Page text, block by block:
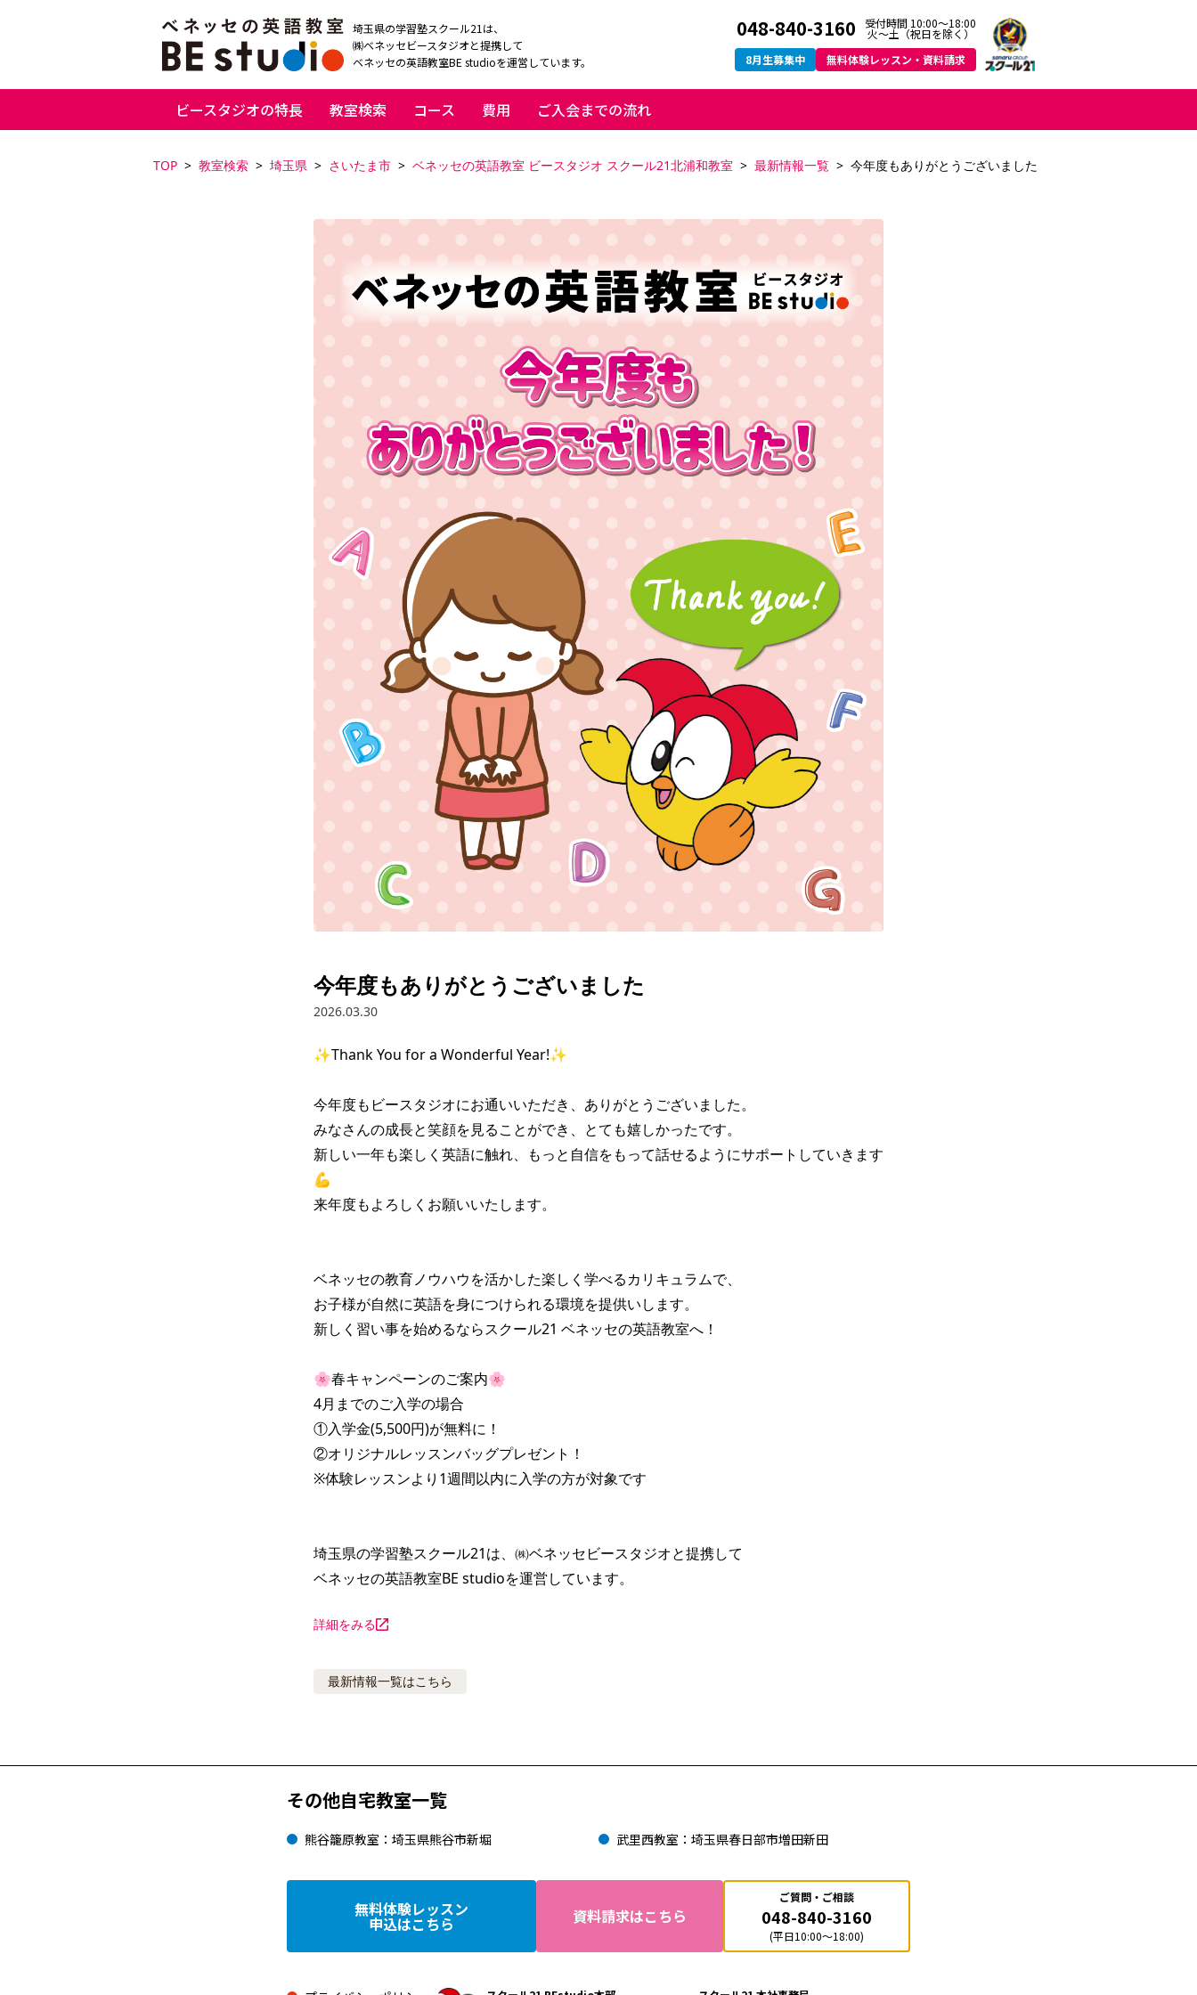
埼玉県の学習塾スクール21は、
㈱ベネッセビースタジオと提携して
ベネッセの英語教室BE studioを運営しています。
048-840-3160 受付時間 10:00～18:00
火〜土（祝日を除く）
8月生募集中 無料体験レッスン・資料請求
ビースタジオの特長 教室検索 コース 費用 ご入会までの流れ
TOP 教室検索 埼玉県 さいたま市 ベネッセの英語教室 ビースタジオ スクール21北浦和教室 最新情報一覧 今年度もありがとうございました
今年度もありがとうございました
2026.03.30
✨Thank You for a Wonderful Year!✨
今年度もビースタジオにお通いいただき、ありがとうございました。
みなさんの成長と笑顔を見ることができ、とても嬉しかったです。
新しい一年も楽しく英語に触れ、もっと自信をもって話せるようにサポートしていきます
💪
来年度もよろしくお願いいたします。
ベネッセの教育ノウハウを活かした楽しく学べるカリキュラムで、
お子様が自然に英語を身につけられる環境を提供いします。
新しく習い事を始めるならスクール21 ベネッセの英語教室へ！
🌸春キャンペーンのご案内🌸
4月までのご入学の場合
①入学金(5,500円)が無料に！
②オリジナルレッスンバッグプレゼント！
※体験レッスンより1週間以内に入学の方が対象です
埼玉県の学習塾スクール21は、㈱ベネッセビースタジオと提携して
ベネッセの英語教室BE studioを運営しています。
詳細をみる
最新情報一覧はこちら
その他自宅教室一覧
熊谷籠原教室：埼玉県熊谷市新堀 武里西教室：埼玉県春日部市増田新田
無料体験レッスン
申込はこちら 資料請求はこちら
ご質問・ご相談
048-840-3160
(平日10:00～18:00)